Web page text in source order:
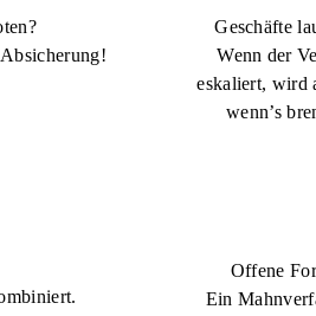
Geschäfte
Wenn der
eskaliert, wird
wenn’s
Offene
Ein